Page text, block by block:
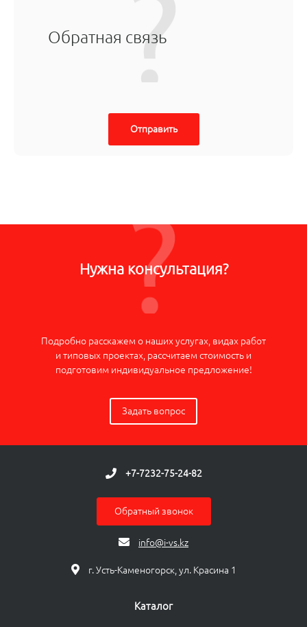
Обратная связь
Отправить
Нужна консультация?
Подробно расскажем о наших услугах, видах работ
и типовых проектах, рассчитаем стоимость и
подготовим индивидуальное предложение!
Задать вопрос
+7-7232-75-24-82
Обратный звонок
info@i-vs.kz
г. Усть-Каменогорск, ул. Красина 1
Каталог